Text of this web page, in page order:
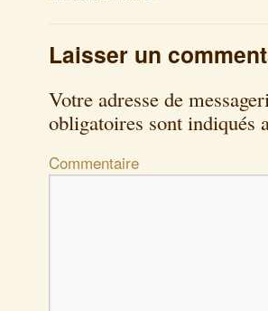
Laisser un
Votre adresse de
obligatoires sont indiqués
Commentaire